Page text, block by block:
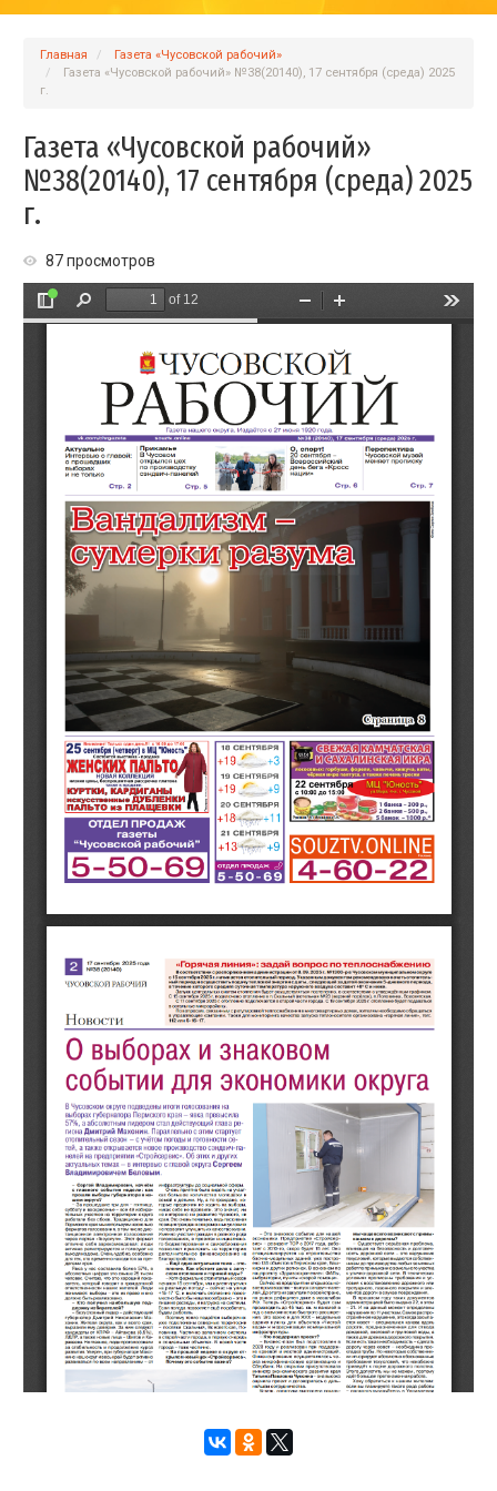
Главная
Газета «Чусовской рабочий»
Газета «Чусовской рабочий» №38(20140), 17 сентября (среда) 2025
г.
Газета «Чусовской рабочий»
№38(20140), 17 сентября (среда) 2025
г.
87 просмотров